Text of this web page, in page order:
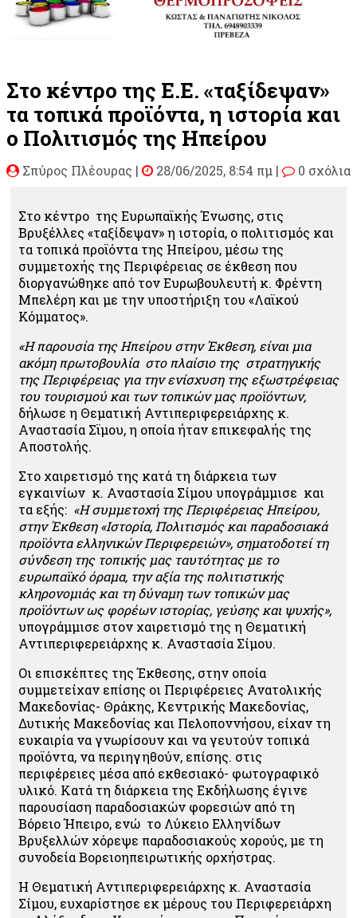
Στο κέντρο της Ε.Ε. «ταξίδεψαν»
τα τοπικά προϊόντα, η ιστορία και
ο Πολιτισμός της Ηπείρου
Σπύρος Πλέουρας | 28/06/2025, 8:54 πμ | 0 σχόλια
Στο κέντρο της Ευρωπαϊκής Ένωσης, στις
Βρυξέλλες «ταξίδεψαν» η ιστορία, ο πολιτισμός και
τα τοπικά προϊόντα της Ηπείρου, μέσω της
συμμετοχής της Περιφέρειας σε έκθεση που
διοργανώθηκε από τον Ευρωβουλευτή κ. Φρέντη
Μπελέρη και με την υποστήριξη του «Λαϊκού
Κόμματος».
«Η παρουσία της Ηπείρου στην Έκθεση, είναι μια
ακόμη πρωτοβουλία στο πλαίσιο της στρατηγικής
της Περιφέρειας για την ενίσχυση της εξωστρέφειας
του τουρισμού και των τοπικών μας προϊόντων,
δήλωσε η Θεματική Αντιπεριφερειάρχης κ.
Αναστασία Σϊμου, η οποία ήταν επικεφαλής της
Αποστολής.
Στο χαιρετισμό της κατά τη διάρκεια των
εγκαινίων κ. Αναστασία Σίμου υπογράμμισε και
τα εξής: «Η συμμετοχή της Περιφέρειας Ηπείρου,
στην Έκθεση «Ιστορία, Πολιτισμός και παραδοσιακά
προϊόντα ελληνικών Περιφερειών», σηματοδοτεί τη
σύνδεση της τοπικής μας ταυτότητας με το
ευρωπαϊκό όραμα, την αξία της πολιτιστικής
κληρονομιάς και τη δύναμη των τοπικών μας
προϊόντων ως φορέων ιστορίας, γεύσης και ψυχής»,
υπογράμμισε στον χαιρετισμό της η Θεματική
Αντιπεριφερειάρχης κ. Αναστασία Σίμου.
Οι επισκέπτες της Έκθεσης, στην οποία
συμμετείχαν επίσης οι Περιφέρειες Ανατολικής
Μακεδονίας- Θράκης, Κεντρικής Μακεδονίας,
Δυτικής Μακεδονίας και Πελοποννήσου, είχαν τη
ευκαιρία να γνωρίσουν και να γευτούν τοπικά
προϊόντα, να περιηγηθούν, επίσης. στις
περιφέρειες μέσα από εκθεσιακό- φωτογραφικό
υλικό. Κατά τη διάρκεια της Εκδήλωσης έγινε
παρουσίαση παραδοσιακών φορεσιών από τη
Βόρειο Ήπειρο, ενώ το Λύκειο Ελληνίδων
Βρυξελλών χόρεψε παραδοσιακούς χορούς, με τη
συνοδεία Βορειοηπειρωτικής ορχήστρας.
Η Θεματική Αντιπεριφερειάρχης κ. Αναστασία
Σίμου, ευχαρίστησε εκ μέρους του Περιφερειάρχη